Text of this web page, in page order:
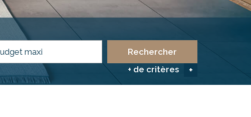
Rechercher
+ de critères +